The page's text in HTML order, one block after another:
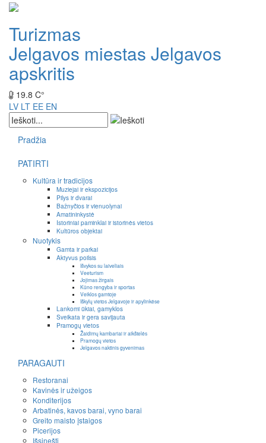
Turizmas
Jelgavos miestas Jelgavos
apskritis
19.8 C°
LV LT EE EN
Pradžia
PATIRTI
Kultūra ir tradicijos
Muziejai ir ekspozicijos
Pilys ir dvarai
Bažnyčios ir vienuolynai
Amatininkystė
Istoriniai paminklai ir istorinės vietos
Kultūros objektai
Nuotykis
Gamta ir parkai
Aktyvus poilsis
Išvykos su laiveliais
Veeturism
Jojimas žirgais
Kūno rengyba ir sportas
Veiklos gamtoje
Iškylų vietos Jelgavoje ir apylinkėse
Lankomi ūkiai, gamyklos
Sveikata ir gera savijauta
Pramogų vietos
Žaidimų kambariai ir aikštelės
Pramogų vietos
Jelgavos naktinis gyvenimas
PARAGAUTI
Restoranai
Kavinės ir užeigos
Konditerijos
Arbatinės, kavos barai, vyno barai
Greito maisto įstaigos
Picerijos
Išsinešti